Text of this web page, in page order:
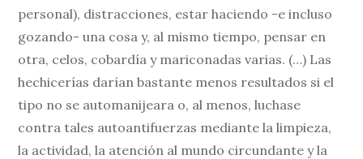
personal), distracciones, estar haciendo -e incluso
gozando- una cosa y, al mismo tiempo, pensar en
otra, celos, cobardía y mariconadas varias. (…) Las
hechicerías darían bastante menos resultados si el
tipo no se automanijeara o, al menos, luchase
contra tales autoantifuerzas mediante la limpieza,
la actividad, la atención al mundo circundante y la